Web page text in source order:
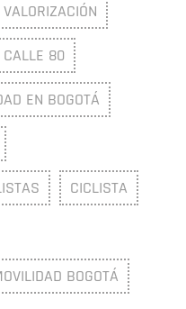
CALLE 80
EN BOGOTÁ
CICLISTA
BOGOTÁ